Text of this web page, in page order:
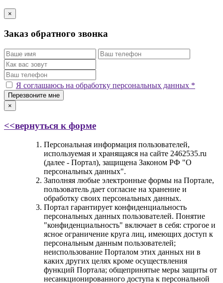
×
Заказ обратного звонка
Я соглашаюсь на обработку персональных данных *
Перезвоните мне
×
<<вернуться к форме
Персональная информация пользователей,
используемая и хранящаяся на сайте 2462535.ru
(далее - Портал), защищена Законом РФ "О
персональных данных".
Заполняя любые электронные формы на Портале,
пользователь дает согласие на хранение и
обработку своих персональных данных.
Портал гарантирует конфиденциальность
персональных данных пользователей. Понятие
"конфиденциальность" включает в себя: строгое и
ясное ограничение круга лиц, имеющих доступ к
персональным данным пользователей;
неиспользование Порталом этих данных ни в
каких других целях кроме осуществления
функций Портала; общепринятые меры защиты от
несанкционированного доступа к персональной